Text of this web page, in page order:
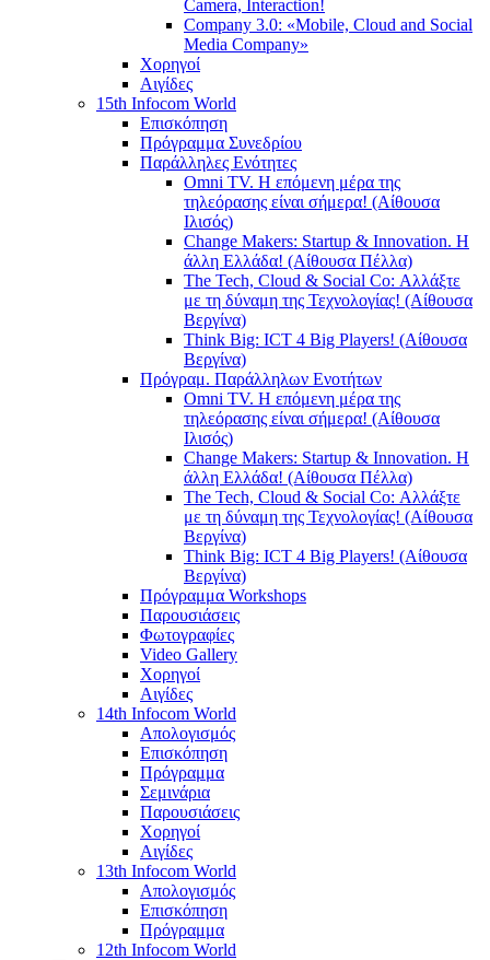
Camera, Interaction!
Company 3.0: «Mobile, Cloud and Social
Media Company»
Χορηγοί
Αιγίδες
15th Infocom World
Επισκόπηση
Πρόγραμμα Συνεδρίου
Παράλληλες Ενότητες
Omni TV. Η επόμενη μέρα της
τηλεόρασης είναι σήμερα! (Αίθουσα
Ιλισός)
Change Makers: Startup & Innovation. Η
άλλη Ελλάδα! (Αίθουσα Πέλλα)
The Tech, Cloud & Social Co: Αλλάξτε
με τη δύναμη της Τεχνολογίας! (Αίθουσα
Βεργίνα)
Think Big: ICT 4 Big Players! (Αίθουσα
Βεργίνα)
Πρόγραμ. Παράλληλων Ενοτήτων
Omni TV. Η επόμενη μέρα της
τηλεόρασης είναι σήμερα! (Αίθουσα
Ιλισός)
Change Makers: Startup & Innovation. Η
άλλη Ελλάδα! (Αίθουσα Πέλλα)
The Tech, Cloud & Social Co: Αλλάξτε
με τη δύναμη της Τεχνολογίας! (Αίθουσα
Βεργίνα)
Think Big: ICT 4 Big Players! (Αίθουσα
Βεργίνα)
Πρόγραμμα Workshops
Παρουσιάσεις
Φωτογραφίες
Video Gallery
Χορηγοί
Αιγίδες
14th Infocom World
Απολογισμός
Επισκόπηση
Πρόγραμμα
Σεμινάρια
Παρουσιάσεις
Χορηγοί
Αιγίδες
13th Infocom World
Απολογισμός
Επισκόπηση
Πρόγραμμα
12th Infocom World